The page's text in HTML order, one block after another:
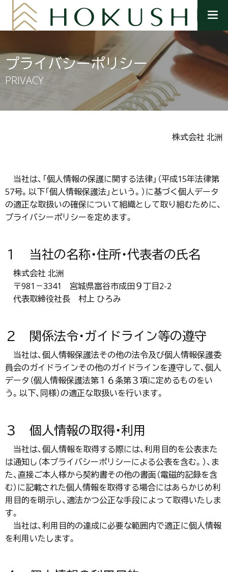
ニ
ー
を
開
プライバシーポリシー
PRIVACY
株式会社 北洲
当社は、「個人情報の保護に関する法律」（平成15年法律第
57号。以下「個人情報保護法」という。）に基づく個人データ
の適正な取扱いの確保について組織として取り組むために、
プライバシーポリシーを定めます。
１ 当社の名称・住所・代表者の氏名
株式会社 北洲
〒981－3341 宮城県富谷市成田９丁目2-2
代表取締役社長 村上 ひろみ
２ 関係法令・ガイドライン等の遵守
当社は、個人情報保護法その他の法令及び個人情報保護委
員会のガイドラインその他のガイドラインを遵守して、個人
データ（個人情報保護法第１６条第３項に定めるものをい
う。以下、同様）の適正な取扱いを行います。
３ 個人情報の取得・利用
当社は、個人情報を取得する際には、利用目的を公表また
は通知し（本プライバシーポリシーによる公表を含む。）、ま
た、直接ご本人様から契約書その他の書面（電磁的記録を含
む）に記載された個人情報を取得する場合にはあらかじめ利
用目的を明示し、適法かつ公正な手段によって取得いたしま
す。
当社は、利用目的の達成に必要な範囲内で適正に個人情報
を利用いたします。